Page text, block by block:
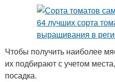
Чтобы получить наиболее
их подбирают с учетом
посадка.